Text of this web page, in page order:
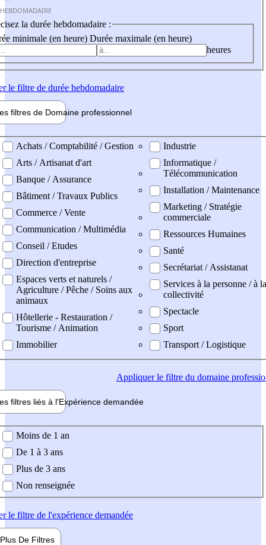
la durée hebdomadaire :
minimale (en heure) Durée maximale (en heure)
heures
le filtre de durée hebdomadaire
filtres de Domaine professionnel
professionel
Achats / Comptabilité / Gestion
Arts / Artisanat d'art
Banque / Assurance
Bâtiment / Travaux Publics
Commerce / Vente
Communication / Multimédia
Conseil / Etudes
Direction d'entreprise
Espaces verts et naturels /
Agriculture / Pêche / Soins aux
animaux
Hôtellerie - Restauration /
Tourisme / Animation
Immobilier
Industrie
Informatique /
Télécommunication
Installation / Maintenance
Marketing / Stratégie
commerciale
Ressources Humaines
Santé
Secrétariat / Assistanat
Services à la personne / à la
collectivité
Spectacle
Sport
Transport / Logistique
Appliquerle filtre du domaine
filtres liés à l'Expérience demandée
demandée
Moins de 1 an
De 1 à 3 ans
Plus de 3 ans
Non renseignée
le filtre de l'expérience demandée
Plus De Filtres